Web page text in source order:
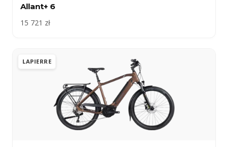
Allant+ 6
15 721 zł
LAPIERRE